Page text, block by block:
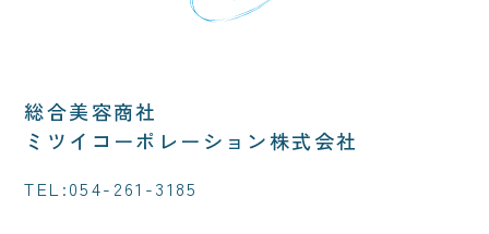
総合美容商社
ミツイコーポレーション株式会社
TEL:054-261-3185